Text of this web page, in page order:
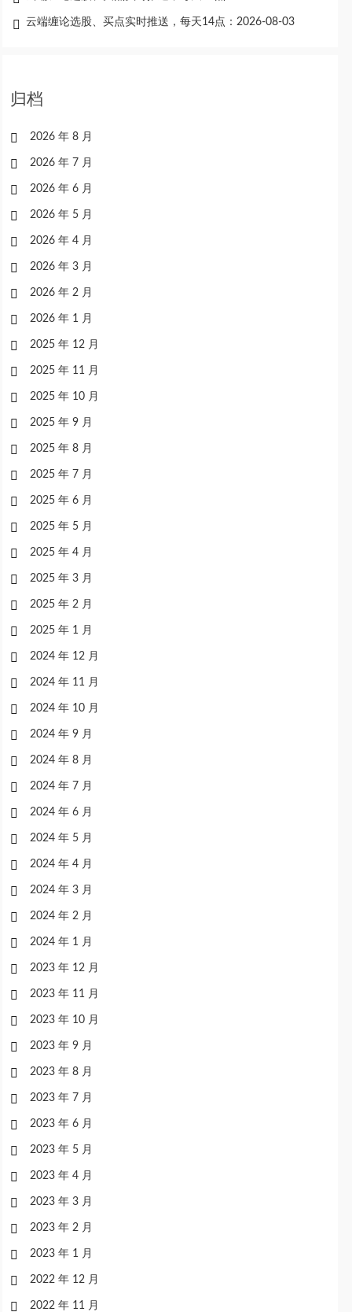
云端缠论选股、买点实时推送，每天14点：2026-08-03
归档
2026 年 8 月
2026 年 7 月
2026 年 6 月
2026 年 5 月
2026 年 4 月
2026 年 3 月
2026 年 2 月
2026 年 1 月
2025 年 12 月
2025 年 11 月
2025 年 10 月
2025 年 9 月
2025 年 8 月
2025 年 7 月
2025 年 6 月
2025 年 5 月
2025 年 4 月
2025 年 3 月
2025 年 2 月
2025 年 1 月
2024 年 12 月
2024 年 11 月
2024 年 10 月
2024 年 9 月
2024 年 8 月
2024 年 7 月
2024 年 6 月
2024 年 5 月
2024 年 4 月
2024 年 3 月
2024 年 2 月
2024 年 1 月
2023 年 12 月
2023 年 11 月
2023 年 10 月
2023 年 9 月
2023 年 8 月
2023 年 7 月
2023 年 6 月
2023 年 5 月
2023 年 4 月
2023 年 3 月
2023 年 2 月
2023 年 1 月
2022 年 12 月
2022 年 11 月